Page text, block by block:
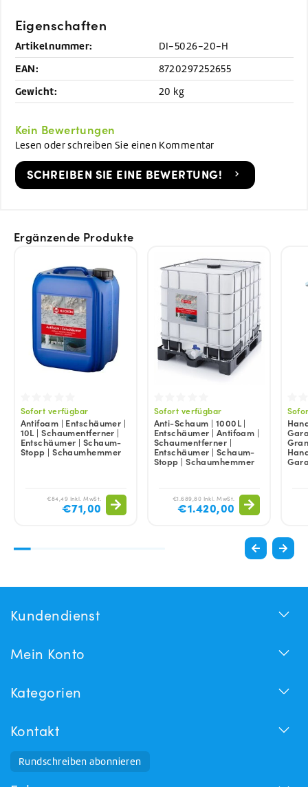
Eigenschaften
Artikelnummer: DI-5026-20-H
EAN: 8720297252655
Gewicht: 20 kg
Kein Bewertungen
Lesen oder schreiben Sie einen Kommentar
SCHREIBEN SIE EINE BEWERTUNG!
Ergänzende Produkte
Sofort verfügbar
Antifoam | Entschäumer |
10L | Schaumentferner |
Entschäumer | Schaum-
Stopp | Schaumhemmer
€84,49 Inkl. MwSt.
€71,00
Sofort verfügbar
Anti-Schaum | 1000L |
Entschäumer | Antifoam |
Schaumentferner |
Entschäumer | Schaum-
Stopp | Schaumhemmer
€1.689,80 Inkl. MwSt.
€1.420,00
Kundendienst
Mein Konto
Kategorien
Kontakt
Rundschreiben abonnieren